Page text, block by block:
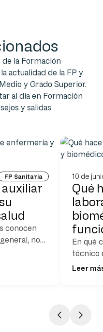
de la Formación
actualidad de la FP y
y Grado Superior.
al día en Formación
y salidas
FP Sanitaria
auxiliar
conocen
no
10 de
Qué
En qué
técnico
Leer